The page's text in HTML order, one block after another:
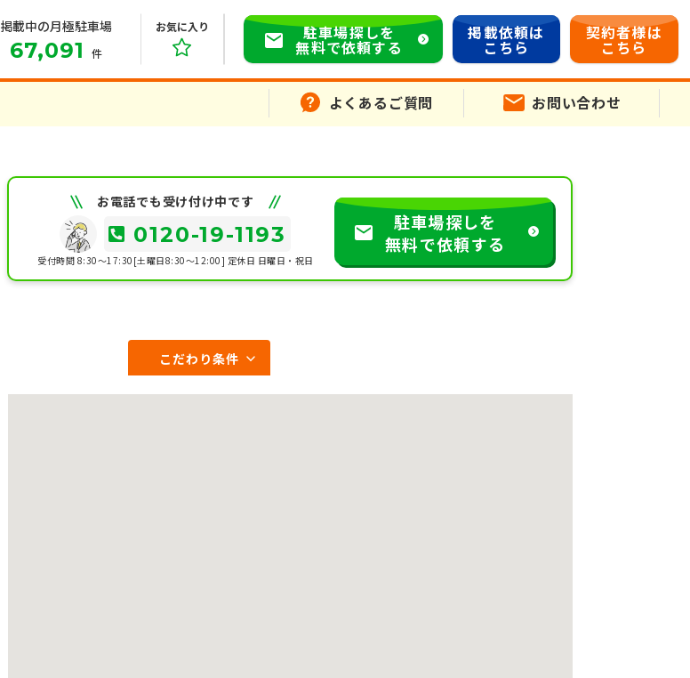
掲載中の月極駐車場
67,091 件
お気に入り 駐車場探しを
無料で依頼する
掲載依頼は
こちら
契約者様は
こちら
よくあるご質問 お問い合わせ
お電話でも受け付け中です
0120-19-1193
受付時間 8:30～17:30[土曜日8:30～12:00] 定休日 日曜日・祝日
駐車場探しを
無料で依頼する
こだわり条件